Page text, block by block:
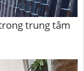
trung tâm